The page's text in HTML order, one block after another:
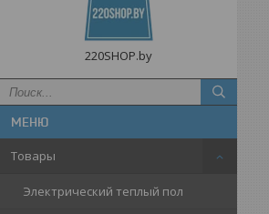
220SHOP.by
Товары
Электрический теплый пол